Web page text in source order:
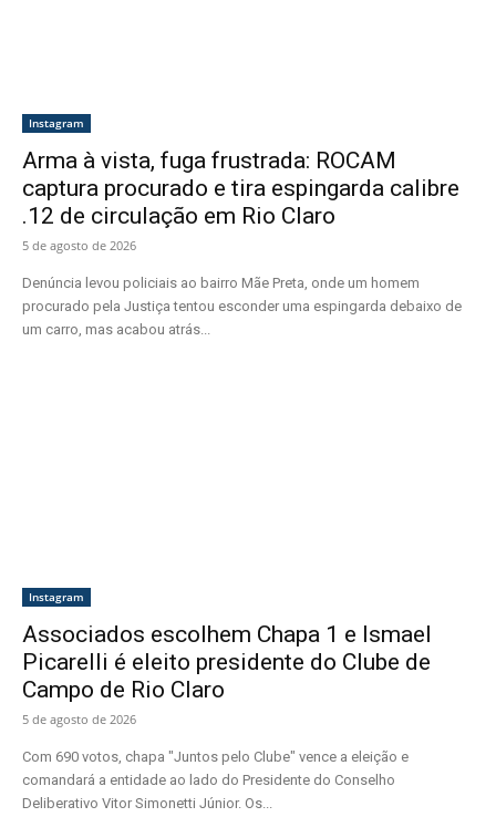
Instagram
Arma à vista, fuga frustrada: ROCAM
captura procurado e tira espingarda calibre
.12 de circulação em Rio Claro
5 de agosto de 2026
Denúncia levou policiais ao bairro Mãe Preta, onde um homem
procurado pela Justiça tentou esconder uma espingarda debaixo de
um carro, mas acabou atrás...
Instagram
Associados escolhem Chapa 1 e Ismael
Picarelli é eleito presidente do Clube de
Campo de Rio Claro
5 de agosto de 2026
Com 690 votos, chapa "Juntos pelo Clube" vence a eleição e
comandará a entidade ao lado do Presidente do Conselho
Deliberativo Vitor Simonetti Júnior. Os...